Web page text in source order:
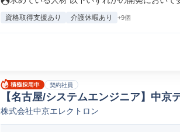
資格取得支援あり 介護休暇あり +9個
契約社員
【名古屋/システムエンジニア】中
b/オープンSE
株式会社中京エレクトロン